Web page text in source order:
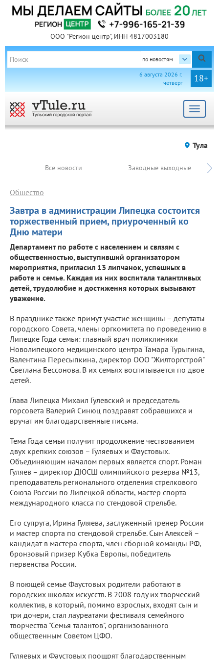
ООО "Регион центр", ИНН 4817003180
по новостям
18+
6 августа 2026 г.
четверг
Toggle
Тула
Все новости Заводные выходные
Завтра в администрации Липецка состоится
торжественный прием, приуроченный ко
Дню матери
Общество
Департамент по работе с населением и связям с
общественностью, выступивший организатором
мероприятия, пригласил 13 липчанок, успешных в
работе и семье. Каждая из них воспитала талантливых
детей, трудолюбие и достижения которых вызывают
уважение.
В празднике также примут участие женщины – депутаты
городского Совета, члены оргкомитета по проведению в
Липецке Года семьи: главный врач поликлиники
Новолипецкого медицинского центра Тамара Турыгина,
Валентина Пересыпкина, директор ООО "Жилторгстрой"
Светлана Бессонова. В их семьях воспитывается по двое
детей.
Глава Липецка Михаил Гулевский и председатель
горсовета Валерий Синюц поздравят собравшихся и
вручат им благодарственные письма.
Тема Года семьи получит продолжение чествованием
двух крепких союзов – Гуляевых и Фаустовых.
Объединяющим началом первых является спорт. Роман
Гуляев – директор ДЮСШ олимпийского резерва №13,
преподаватель регионального отделения стрелкового
Союза России по Липецкой области, мастер спорта
международного класса по стендовой стрельбе.
Его супруга, Ирина Гуляева, заслуженный тренер России
и мастер спорта по стендовой стрельбе. Сын Алексей –
кандидат в мастера спорта, член сборной команды РФ,
бронзовый призер Кубка Европы, победитель
первенства России.
В поющей семье Фаустовых родители работают в
городских школах искусств. В 2008 году их творческий
коллектив, в который, помимо взрослых, входят сын и
три дочери, стал лауреатами фестиваля семейного
творчества "Семья талантов", организованного
общественным Советом ЦФО.
Гуляевых и Фаустовых поощрят благодарственным